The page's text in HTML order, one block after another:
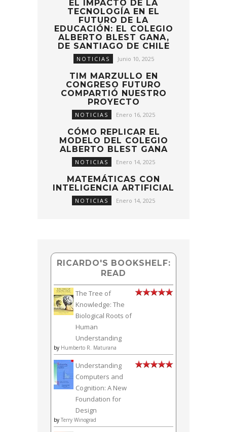
EL IMPACTO DE LA
TECNOLOGÍA EN EL
FUTURO DE LA
EDUCACIÓN: EL COLEGIO
ALBERTO BLEST GANA,
DE SANTIAGO DE CHILE
NOTICIAS Junio 10, 2025
TIM MARZULLO EN
CONGRESO FUTURO
COMPARTIÓ NUESTRO
PROYECTO
NOTICIAS Enero 16, 2025
CÓMO REPLICAR EL
MODELO DEL COLEGIO
ALBERTO BLEST GANA
NOTICIAS Enero 14, 2025
MATEMÁTICAS CON
INTELIGENCIA ARTIFICIAL
NOTICIAS Enero 14, 2025
RICARDO'S BOOKSHELF:
READ
The Tree of
Knowledge: The
Biological Roots of
Human
Understanding
by Humberto R. Maturana
Understanding
Computers and
Cognition: A New
Foundation for
Design
by Terry Winograd